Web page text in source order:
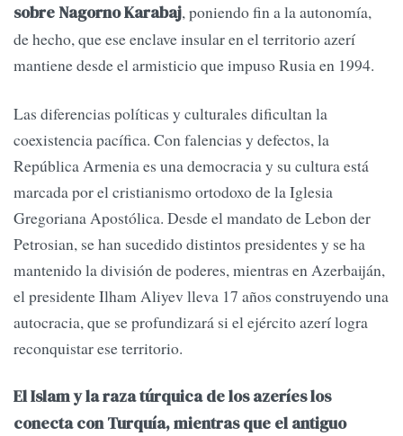
sobre Nagorno Karabaj, poniendo fin a la autonomía,
de hecho, que ese enclave insular en el territorio azerí
mantiene desde el armisticio que impuso Rusia en 1994.
Las diferencias políticas y culturales dificultan la
coexistencia pacífica. Con falencias y defectos, la
República Armenia es una democracia y su cultura está
marcada por el cristianismo ortodoxo de la Iglesia
Gregoriana Apostólica. Desde el mandato de Lebon der
Petrosian, se han sucedido distintos presidentes y se ha
mantenido la división de poderes, mientras en Azerbaiján,
el presidente Ilham Aliyev lleva 17 años construyendo una
autocracia, que se profundizará si el ejército azerí logra
reconquistar ese territorio.
El Islam y la raza túrquica de los azeríes los
conecta con Turquía, mientras que el antiguo